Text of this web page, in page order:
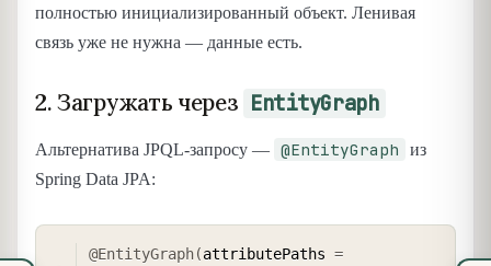
полностью инициализированный объект. Ленивая
связь уже не нужна — данные есть.
2. Загружать через EntityGraph
Альтернатива JPQL-запросу — @EntityGraph
из
Spring Data JPA:
@EntityGraph(attributePaths =